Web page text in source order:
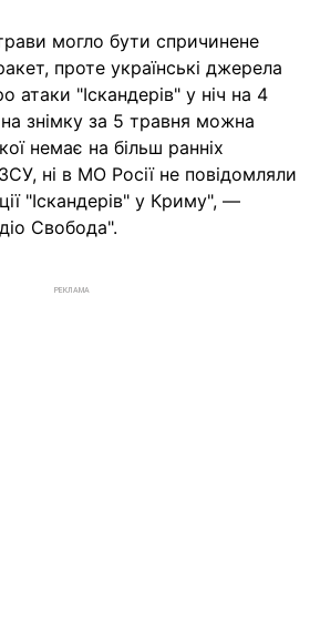
могло бути спричинене
проте українські джерела
атаки "Іскандерів" у ніч на 4
знімку за 5 травня можна
немає на більш ранніх
ні в МО Росії не повідомляли
"Іскандерів" у Криму", —
Свобода".
РЕКЛАМА